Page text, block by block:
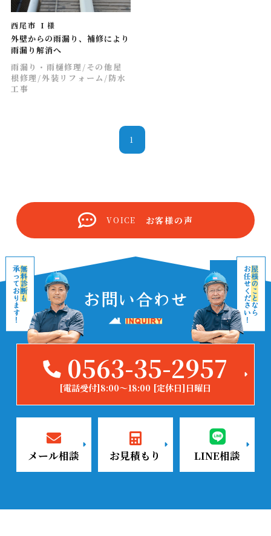
西尾市 Ｉ様
外壁からの雨漏り、補修により
雨漏り解消へ
雨漏り・雨樋修理 /その他屋
根修理 /外装リフォーム /防水
工事
1
VOICE お客様の声
0563-35-2957
[電話受付]8:00～18:00 [定休日]日曜日
メール相談 お見積もり LINE相談